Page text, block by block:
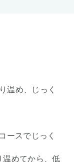
温め、じっく
ースでじっく
温めてから、低